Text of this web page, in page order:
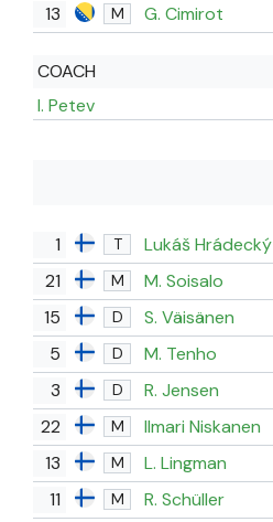
13
M G. Cimirot
COACH
I. Petev
1 T Lukáš Hrádecký
21 M M. Soisalo
15 D S. Väisänen
5 D M. Tenho
3 D R. Jensen
22 M Ilmari Niskanen
13 M L. Lingman
11 M R. Schüller